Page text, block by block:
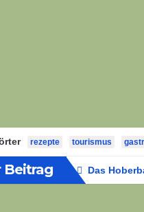
rezepte tourismus
Beitrag Das